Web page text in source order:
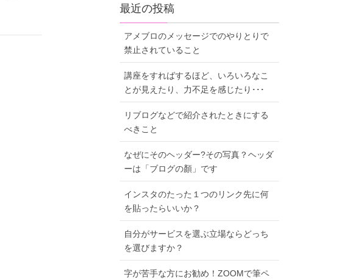
最近の投稿
アメブロのメッセージでのやりとりで
禁止されていること
講座をすればするほど、いろいろなこ
とが見えたり、力不足を感じたり･･･
リブログなどで紹介されたときにする
べきこと
なぜにそのヘッダー?その写真？ヘッダ
ーは「ブログの顏」です
インスタのたった１つのリンク先に何
を貼ったらいいか？
自分がサービスを選ぶ立場ならどっち
を選びますか？
字が苦手な方にお勧め！ZOOMで筆ペ